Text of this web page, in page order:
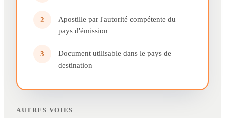
2
Apostille par l'autorité compétente du
pays d'émission
3
Document utilisable dans le pays de
destination
AUTRES VOIES